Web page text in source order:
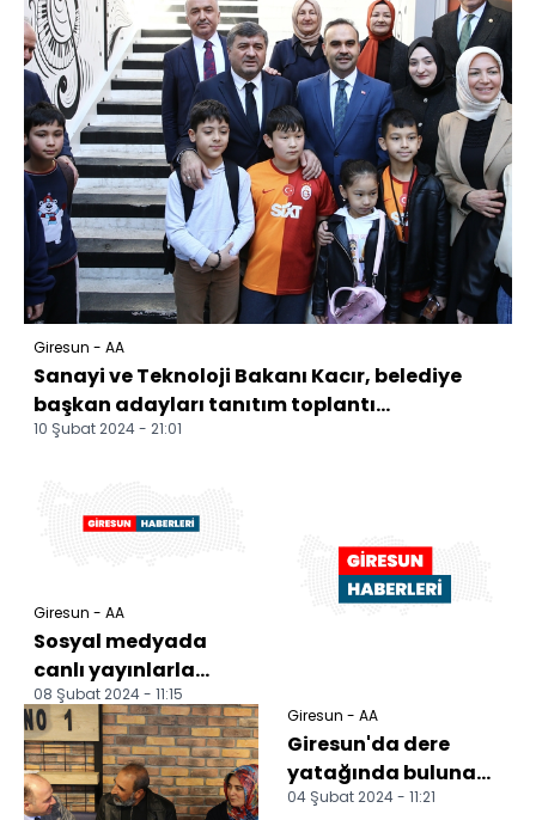
Giresun - AA
Sanayi ve Teknoloji Bakanı Kacır, belediye
başkan adayları tanıtım toplantı...
10 Şubat 2024 - 21:01
Giresun - AA
Sosyal medyada
canlı yayınlarla
tanıtılan
Giresun'daki
yaylaların popülerli...
08 Şubat 2024 - 11:15
Giresun - AA
Giresun'da dere
yatağında bulunan
yaralı karaca
04 Şubat 2024 - 11:21